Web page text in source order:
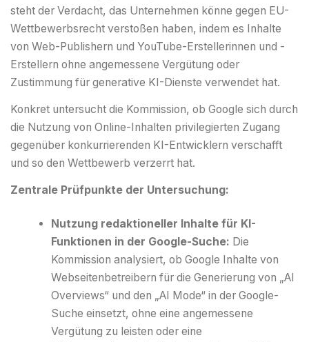
steht der Verdacht, das Unternehmen könne gegen EU-
Wettbewerbsrecht verstoßen haben, indem es Inhalte
von Web-Publishern und YouTube-Erstellerinnen und -
Erstellern ohne angemessene Vergütung oder
Zustimmung für generative KI-Dienste verwendet hat.
Konkret untersucht die Kommission, ob Google sich durch
die Nutzung von Online-Inhalten privilegierten Zugang
gegenüber konkurrierenden KI-Entwicklern verschafft
und so den Wettbewerb verzerrt hat.
Zentrale Prüfpunkte der Untersuchung:
Nutzung redaktioneller Inhalte für KI-
Funktionen in der Google-Suche: Die
Kommission analysiert, ob Google Inhalte von
Webseitenbetreibern für die Generierung von „AI
Overviews“ und den „AI Mode“ in der Google-
Suche einsetzt, ohne eine angemessene
Vergütung zu leisten oder eine